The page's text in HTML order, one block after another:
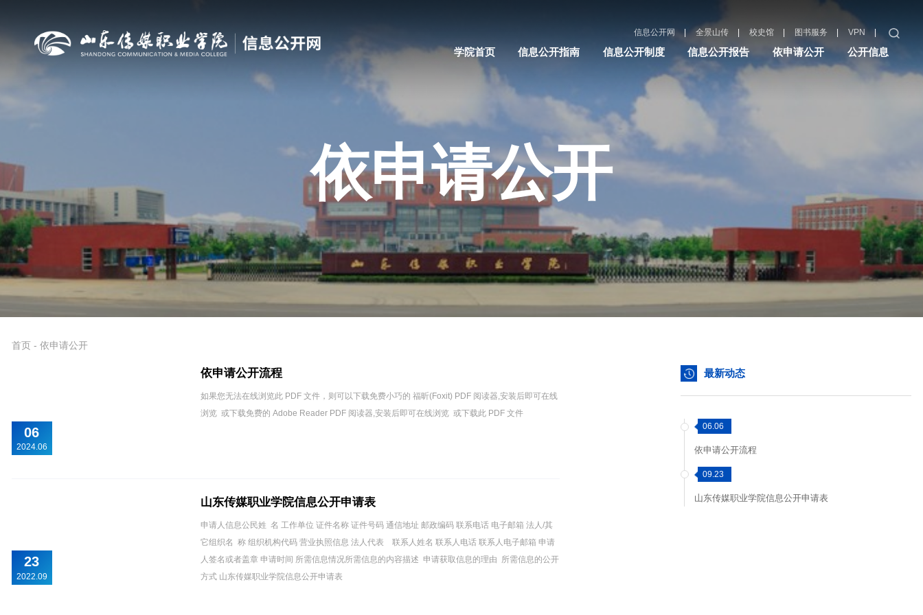
信息公开网 | 全景山传 | 校史馆 | 图书服务 | VPN |
学院首页 信息公开指南 信息公开制度 信息公开报告 依申请公开 公开信息
依申请公开
首页 - 依申请公开
06
2024.06
依申请公开流程
如果您无法在线浏览此 PDF 文件，则可以下载免费小巧的 福昕(Foxit) PDF 阅读器,安装后即可在线
浏览 或下载免费的 Adobe Reader PDF 阅读器,安装后即可在线浏览 或下载此 PDF 文件
23
2022.09
山东传媒职业学院信息公开申请表
申请人信息公民姓 名 工作单位 证件名称 证件号码 通信地址 邮政编码 联系电话 电子邮箱 法人/其
它组织名 称 组织机构代码 营业执照信息 法人代表 联系人姓名 联系人电话 联系人电子邮箱 申请
人签名或者盖章 申请时间 所需信息情况所需信息的内容描述 申请获取信息的理由 所需信息的公开
方式 山东传媒职业学院信息公开申请表
最新动态
06.06
依申请公开流程
09.23
山东传媒职业学院信息公开申请表